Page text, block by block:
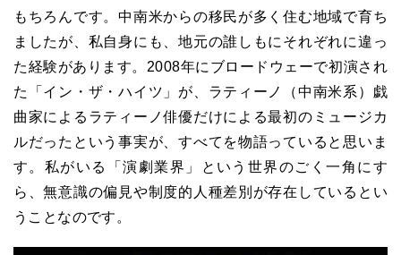
もちろんです。中南米からの移民が多く住む地域で育ち
ましたが、私自身にも、地元の誰しもにそれぞれに違っ
た経験があります。2008年にブロードウェーで初演され
た「イン・ザ・ハイツ」が、ラティーノ（中南米系）戯
曲家によるラティーノ俳優だけによる最初のミュージカ
ルだったという事実が、すべてを物語っていると思いま
す。私がいる「演劇業界」という世界のごく一角にす
ら、無意識の偏見や制度的人種差別が存在しているとい
うことなのです。